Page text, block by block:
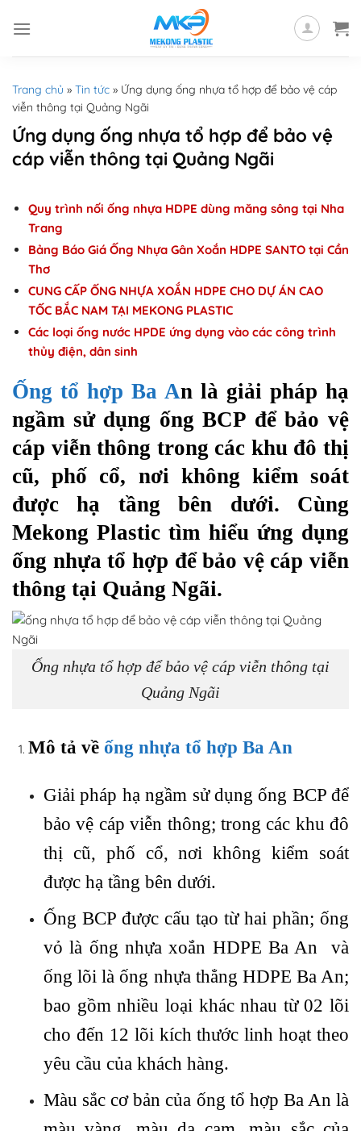
Trang chủ » Tin tức » Ứng dụng ống nhựa tổ hợp để bảo vệ cáp
viễn thông tại Quảng Ngãi
Ứng dụng ống nhựa tổ hợp để bảo vệ
cáp viễn thông tại Quảng Ngãi
Quy trình nối ống nhựa HDPE dùng măng sông tại Nha
Trang
Bảng Báo Giá Ống Nhựa Gân Xoắn HDPE SANTO tại Cần
Thơ
CUNG CẤP ỐNG NHỰA XOẮN HDPE CHO DỰ ÁN CAO
TỐC BẮC NAM TẠI MEKONG PLASTIC
Các loại ống nước HPDE ứng dụng vào các công trình
thủy điện, dân sinh
Ống tổ hợp Ba An là giải pháp hạ
ngầm sử dụng ống BCP để bảo vệ
cáp viễn thông trong các khu đô thị
cũ, phố cổ, nơi không kiểm soát
được hạ tầng bên dưới. Cùng
Mekong Plastic tìm hiểu ứng dụng
ống nhựa tổ hợp để bảo vệ cáp viễn
thông tại Quảng Ngãi.
Ống nhựa tổ hợp để bảo vệ cáp viễn thông tại
Quảng Ngãi
Mô tả về ống nhựa tổ hợp Ba An
Giải pháp hạ ngầm sử dụng ống BCP để
bảo vệ cáp viễn thông; trong các khu đô
thị cũ, phố cổ, nơi không kiểm soát
được hạ tầng bên dưới.
Ống BCP được cấu tạo từ hai phần; ống
vỏ là ống nhựa xoắn HDPE Ba An và
ống lõi là ống nhựa thẳng HDPE Ba An;
bao gồm nhiều loại khác nhau từ 02 lõi
cho đến 12 lõi kích thước linh hoạt theo
yêu cầu của khách hàng.
Màu sắc cơ bản của ống tổ hợp Ba An là